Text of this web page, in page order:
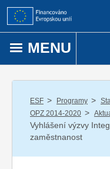
Přejít k obsahu
MENU
ESF / Programy /
OPZ 2014-2020 /
Vyhlášení výzvy
zaměstnanost